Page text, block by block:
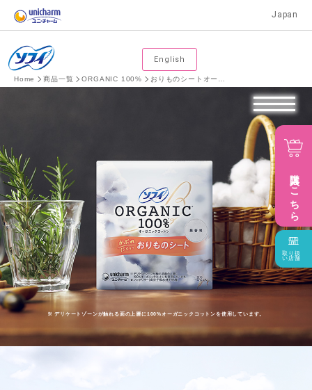
Japan
English
Home 商品一覧 ORGANIC 100%
購入はこちら
取り扱
い店舗
※ デリケートゾーンが触れる面の上層に100%オーガニックコットンを使用しています。